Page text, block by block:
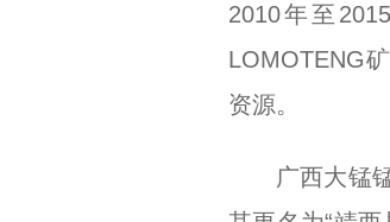
2010年至
LOMOTENG
资源。
广西大锰